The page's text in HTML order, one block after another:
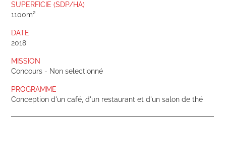
SUPERFICIE (SDP/HA)
1100m²
DATE
2018
MISSION
Concours - Non selectionné
PROGRAMME
Conception d'un café, d'un restaurant et d'un salon de thé